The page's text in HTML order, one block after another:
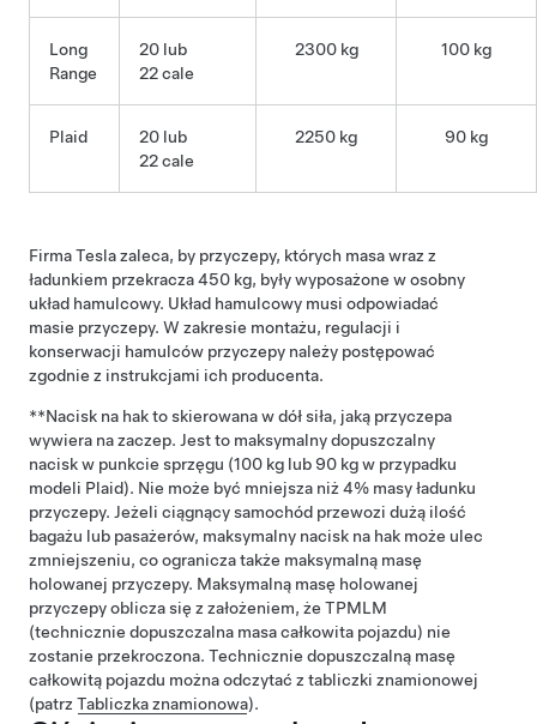
Long
Range
20 lub
22 cale
2300 kg 100 kg
Plaid
20 lub
22 cale
2250 kg 90 kg
Firma Tesla zaleca, by przyczepy, których masa wraz z
ładunkiem przekracza 450 kg, były wyposażone w osobny
układ hamulcowy. Układ hamulcowy musi odpowiadać
masie przyczepy. W zakresie montażu, regulacji i
konserwacji hamulców przyczepy należy postępować
zgodnie z instrukcjami ich producenta.
**Nacisk na hak to skierowana w dół siła, jaką przyczepa
wywiera na zaczep. Jest to maksymalny dopuszczalny
nacisk w punkcie sprzęgu (100 kg lub 90 kg w przypadku
modeli Plaid). Nie może być mniejsza niż 4% masy ładunku
przyczepy. Jeżeli ciągnący samochód przewozi dużą ilość
bagażu lub pasażerów, maksymalny nacisk na hak może ulec
zmniejszeniu, co ogranicza także maksymalną masę
holowanej przyczepy. Maksymalną masę holowanej
przyczepy oblicza się z założeniem, że TPMLM
(technicznie dopuszczalna masa całkowita pojazdu) nie
zostanie przekroczona. Technicznie dopuszczalną masę
całkowitą pojazdu można odczytać z tabliczki znamionowej
(patrz Tabliczka znamionowa).